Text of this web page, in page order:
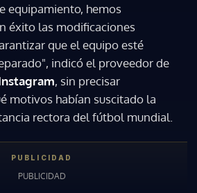
equipamiento, hemos
éxito las modificaciones
que el equipo esté
indicó el proveedor de
, sin precisar
motivos habían suscitado la
rectora del fútbol mundial.